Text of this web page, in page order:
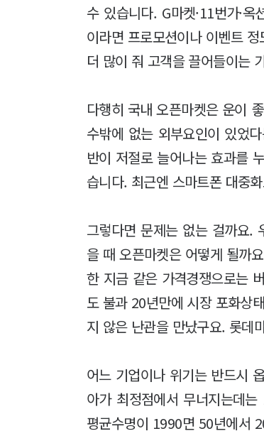
수 있습니다. G마켓·11번가·
이라면 프로모션이나 이벤트
더 많이 줘 고객을 끌어들이는
다행히 국내 오픈마켓은 운이
수밖에 없는 외부요인이 있었
반이 저절로 늘어나는 효과를
습니다. 최근엔 스마트폰 대중
그렇다면 문제는 없는 걸까요.
을 때 오픈마켓은 어떻게 될까
한 지금 같은 가격경쟁으로는
도 불과 20년만에 시장 포화상
지 않은 난관을 만났구요. 롯데
어느 기업이나 위기는 반드시
아가 최정점에서 무너지는데
평균수명이 1990면 50년에서